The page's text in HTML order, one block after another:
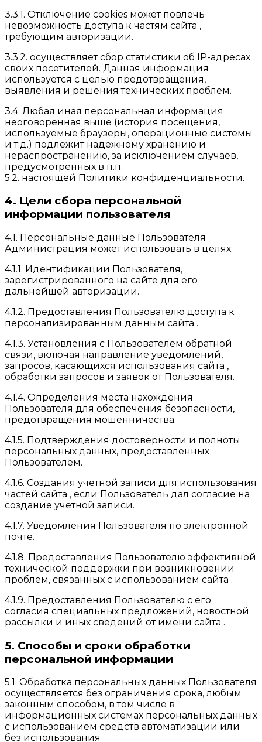
3.3.1. Отключение cookies может повлечь
невозможность доступа к частям сайта ,
требующим авторизации.
3.3.2. осуществляет сбор статистики об IP-адресах
своих посетителей. Данная информация
используется с целью предотвращения,
выявления и решения технических проблем.
3.4. Любая иная персональная информация
неоговоренная выше (история посещения,
используемые браузеры, операционные системы
и т.д.) подлежит надежному хранению и
нераспространению, за исключением случаев,
предусмотренных в п.п.
5.2. настоящей Политики конфиденциальности.
4. Цели сбора персональной
информации пользователя
4.1. Персональные данные Пользователя
Администрация может использовать в целях:
4.1.1. Идентификации Пользователя,
зарегистрированного на сайте для его
дальнейшей авторизации.
4.1.2. Предоставления Пользователю доступа к
персонализированным данным сайта .
4.1.3. Установления с Пользователем обратной
связи, включая направление уведомлений,
запросов, касающихся использования сайта ,
обработки запросов и заявок от Пользователя.
4.1.4. Определения места нахождения
Пользователя для обеспечения безопасности,
предотвращения мошенничества.
4.1.5. Подтверждения достоверности и полноты
персональных данных, предоставленных
Пользователем.
4.1.6. Создания учетной записи для использования
частей сайта , если Пользователь дал согласие на
создание учетной записи.
4.1.7. Уведомления Пользователя по электронной
почте.
4.1.8. Предоставления Пользователю эффективной
технической поддержки при возникновении
проблем, связанных с использованием сайта .
4.1.9. Предоставления Пользователю с его
согласия специальных предложений, новостной
рассылки и иных сведений от имени сайта .
5. Способы и сроки обработки
персональной информации
5.1. Обработка персональных данных Пользователя
осуществляется без ограничения срока, любым
законным способом, в том числе в
информационных системах персональных данных
с использованием средств автоматизации или
без использования